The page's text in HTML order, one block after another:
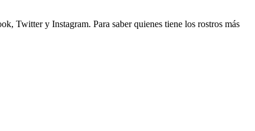
Twitter y Instagram. Para saber quienes tiene los rostros más